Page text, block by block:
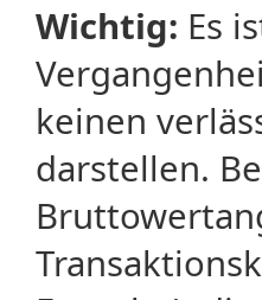
Wichtig: Es
keinen
darstellen.